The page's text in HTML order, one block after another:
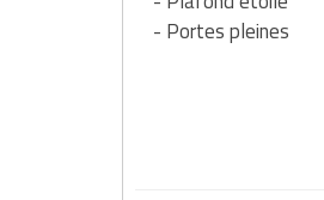
- Portes pleines